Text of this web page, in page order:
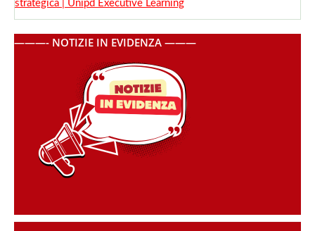
strategica | Unipd Executive Learning
———- NOTIZIE IN EVIDENZA ———